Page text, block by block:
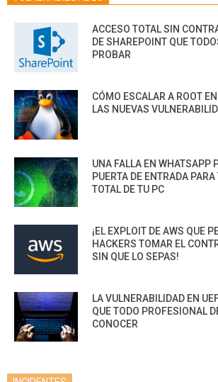
ACCESO TOTAL SIN
DE SHAREPOINT QUE
PROBAR
CÓMO ESCALAR A ROOT
LAS NUEVAS
UNA FALLA EN WHATSAPP
PUERTA DE ENTRADA
TOTAL DE TU PC
¡EL EXPLOIT DE AWS QUE
HACKERS TOMAR EL
SIN QUE LO SEPAS!
LA VULNERABILIDAD EN
QUE TODO PROFESIONAL
CONOCER